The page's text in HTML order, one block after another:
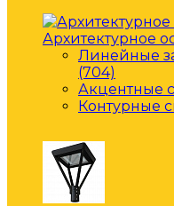
Архитектурное
Линейные
(704)
Акцентные
Контурные